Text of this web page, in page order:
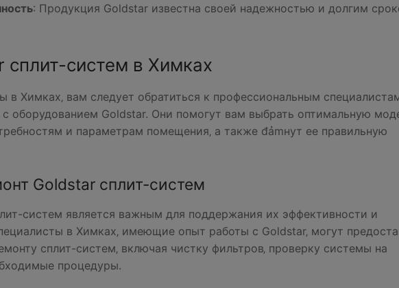
: Продукция Goldstar известна своей надежностью и долгим
сплит-систем в Химках
в Химках‚ вам следует обратиться к профессиональным
оборудованием Goldstar. Они помогут вам выбрать оптимальную
и параметрам помещения‚ а также đảmнут ее правильную
Goldstar сплит-систем
систем является важным для поддержания их эффективности и
в Химках‚ имеющие опыт работы с Goldstar‚ могут
сплит-систем‚ включая чистку фильтров‚ проверку системы на
процедуры.